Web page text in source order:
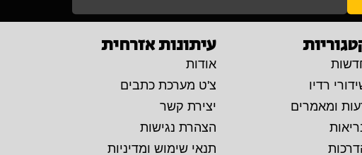
רדיו
ומאמרים
עיתונות אזרחית
אודות
צ'ט מערכת כתבים
יצירת קשר
הצהרת נגישות
תנאי שימוש ומדיניות